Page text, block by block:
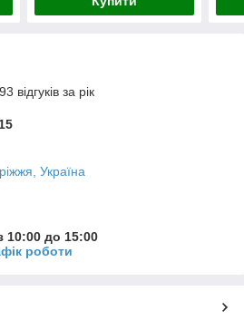
відгуків за рік
Україна
10:00 до 15:00
роботи